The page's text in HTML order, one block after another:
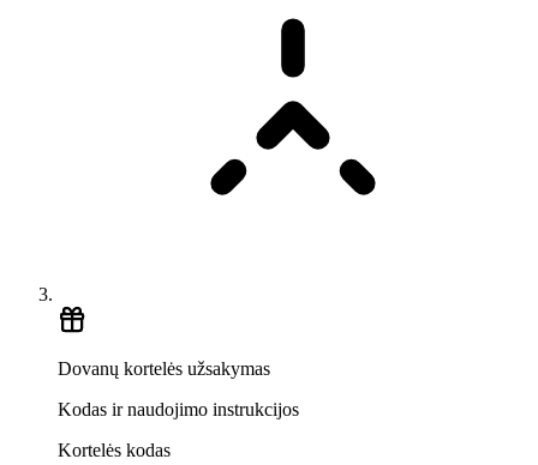
Dovanų kortelės užsakymas
Kodas ir naudojimo instrukcijos
Kortelės kodas